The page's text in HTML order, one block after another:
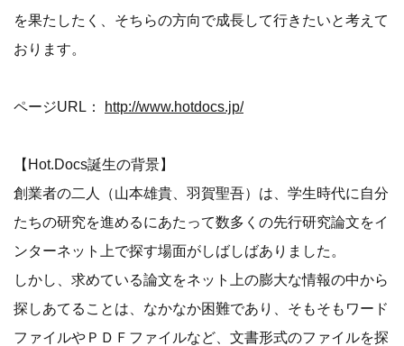
を果たしたく、そちらの方向で成長して行きたいと考えて
おります。
ページURL： http://www.hotdocs.jp/
【Hot.Docs誕生の背景】
創業者の二人（山本雄貴、羽賀聖吾）は、学生時代に自分
たちの研究を進めるにあたって数多くの先行研究論文をイ
ンターネット上で探す場面がしばしばありました。
しかし、求めている論文をネット上の膨大な情報の中から
探しあてることは、なかなか困難であり、そもそもワード
ファイルやＰＤＦファイルなど、文書形式のファイルを探